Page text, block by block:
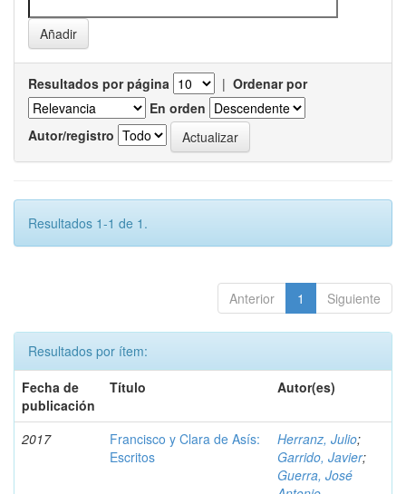
Resultados por página | Ordenar por
En orden
Autor/registro
Resultados 1-1 de 1.
Anterior 1 Siguiente
Resultados por ítem:
Fecha de
publicación
Título Autor(es)
2017
Francisco y Clara de Asís:
Escritos
Herranz, Julio;
Garrido, Javier;
Guerra, José